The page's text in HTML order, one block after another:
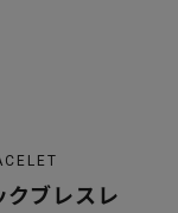
クブレスレ